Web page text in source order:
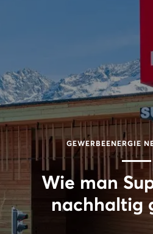
GEWERBEENERGIE
Wie man
nachhaltig